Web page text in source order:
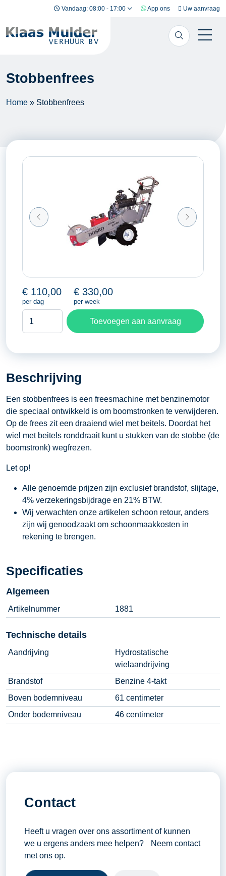
Ga naar inhoud Vandaag: 08:00 - 17:00 App ons Uw aanvraag
Stobbenfrees
Home » Stobbenfrees
€ 110,00
per dag
€ 330,00
per week
Stobbenfrees
Toevoegen aan aanvraag
Beschrijving
Een stobbenfrees is een freesmachine met benzinemotor
die speciaal ontwikkeld is om boomstronken te verwijderen.
Op de frees zit een draaiend wiel met beitels. Doordat het
wiel met beitels ronddraait kunt u stukken van de stobbe (de
boomstronk) wegfrezen.
Let op!
Alle genoemde prijzen zijn exclusief brandstof, slijtage,
4% verzekeringsbijdrage en 21% BTW.
Wij verwachten onze artikelen schoon retour, anders
zijn wij genoodzaakt om schoonmaakkosten in
rekening te brengen.
Specificaties
Algemeen
Artikelnummer 1881
Technische details
Aandrijving
Hydrostatische
wielaandrijving
Brandstof
Benzine 4-takt
Boven bodemniveau
61 centimeter
Onder bodemniveau
46 centimeter
Contact
Heeft u vragen over ons assortiment of kunnen
we u ergens anders mee helpen? Neem contact
met ons op.